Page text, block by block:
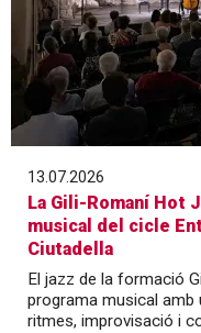
13.07.2026
La Gili-Romaní Hot
musical del cicle
Ciutadella
El jazz de la formació
programa musical amb
ritmes, improvisació i